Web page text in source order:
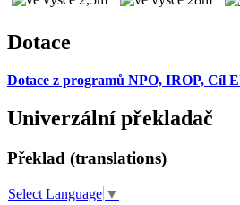
Dotace
Dotace z programů NPO, IROP, Cíl
Univerzální překladač
Překlad (translations)
Select Language ▼